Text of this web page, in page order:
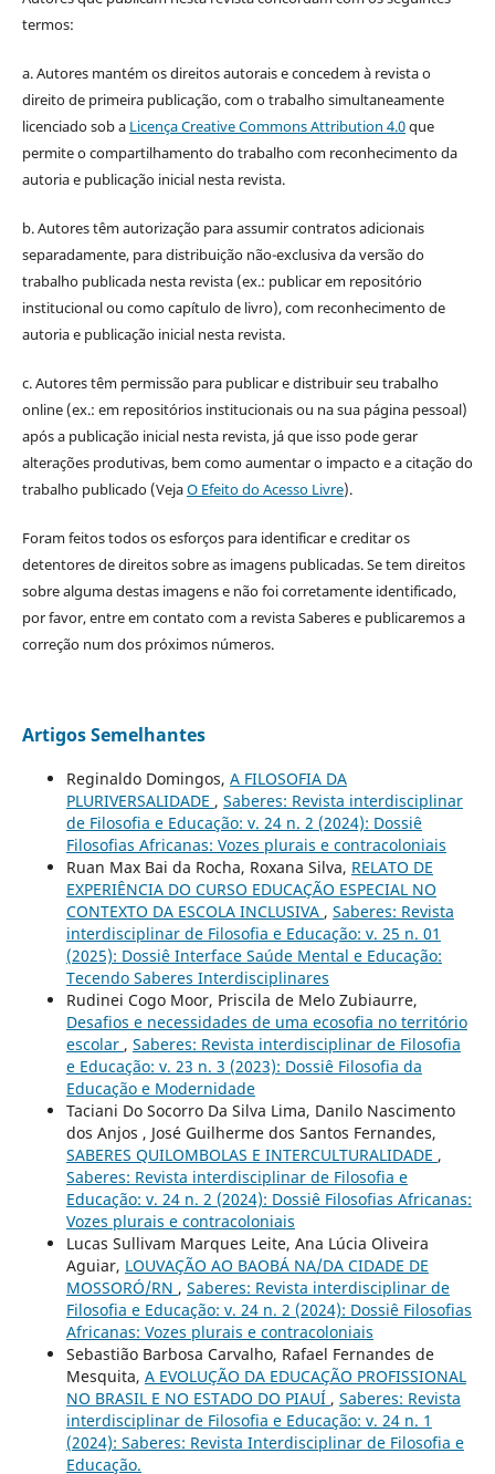
termos:
a. Autores mantém os direitos autorais e concedem à revista o
direito de primeira publicação, com o trabalho simultaneamente
licenciado sob a Licença Creative Commons Attribution 4.0que
permite o compartilhamento do trabalho com reconhecimento da
autoria e publicação inicial nesta revista.
b. Autores têm autorização para assumir contratos adicionais
separadamente, para distribuição não-exclusiva da versão do
trabalho publicada nesta revista (ex.: publicar em repositório
institucional ou como capítulo de livro), com reconhecimento de
autoria e publicação inicial nesta revista.
c. Autores têm permissão para publicar e distribuir seu trabalho
online (ex.: em repositórios institucionais ou na sua página pessoal)
após a publicação inicial nesta revista, já que isso pode gerar
alterações produtivas, bem como aumentar o impacto e a citação do
trabalho publicado (VejaO Efeito do Acesso Livre).
Foram feitos todos os esforços para identificar e creditar os
detentores de direitos sobre as imagens publicadas. Se tem direitos
sobre alguma destas imagens e não foi corretamente identificado,
por favor, entre em contato com a revista Saberes e publicaremos a
correção num dos próximos números.
Artigos Semelhantes
Reginaldo Domingos, A FILOSOFIA DA
PLURIVERSALIDADE , Saberes: Revista interdisciplinar
de Filosofia e Educação: v. 24 n. 2 (2024): Dossiê
Filosofias Africanas: Vozes plurais e contracoloniais
Ruan Max Bai da Rocha, Roxana Silva, RELATO DE
EXPERIÊNCIA DO CURSO EDUCAÇÃO ESPECIAL NO
CONTEXTO DA ESCOLA INCLUSIVA , Saberes: Revista
interdisciplinar de Filosofia e Educação: v. 25 n. 01
(2025): Dossiê Interface Saúde Mental e Educação:
Tecendo Saberes Interdisciplinares
Rudinei Cogo Moor, Priscila de Melo Zubiaurre,
Desafios e necessidades de uma ecosofia no território
escolar , Saberes: Revista interdisciplinar de Filosofia
e Educação: v. 23 n. 3 (2023): Dossiê Filosofia da
Educação e Modernidade
Taciani Do Socorro Da Silva Lima, Danilo Nascimento
dos Anjos , José Guilherme dos Santos Fernandes,
SABERES QUILOMBOLAS E INTERCULTURALIDADE ,
Saberes: Revista interdisciplinar de Filosofia e
Educação: v. 24 n. 2 (2024): Dossiê Filosofias Africanas:
Vozes plurais e contracoloniais
Lucas Sullivam Marques Leite, Ana Lúcia Oliveira
Aguiar, LOUVAÇÃO AO BAOBÁ NA/DA CIDADE DE
MOSSORÓ/RN , Saberes: Revista interdisciplinar de
Filosofia e Educação: v. 24 n. 2 (2024): Dossiê Filosofias
Africanas: Vozes plurais e contracoloniais
Sebastião Barbosa Carvalho, Rafael Fernandes de
Mesquita, A EVOLUÇÃO DA EDUCAÇÃO PROFISSIONAL
NO BRASIL E NO ESTADO DO PIAUÍ , Saberes: Revista
interdisciplinar de Filosofia e Educação: v. 24 n. 1
(2024): Saberes: Revista Interdisciplinar de Filosofia e
Educação.